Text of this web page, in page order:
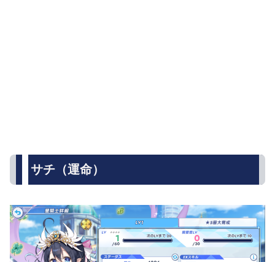
サチ（運命）